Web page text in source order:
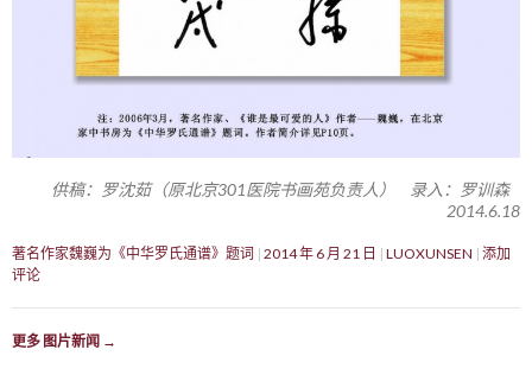
供稿：罗沈茹（原北京301医院书画苑负责人） 录入：罗训森
2014.6.18
著名作家魏巍为《中华罗氏通谱》题词 2014 年 6 月 21 日 LUOXUNSEN 添加
评论
更多 图片新闻 →